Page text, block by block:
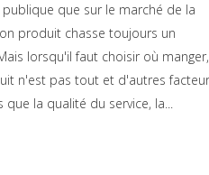
que sur le marché de la
produit chasse toujours un
lorsqu'il faut choisir où manger,
n'est pas tout et d'autres
que la qualité du service, la...